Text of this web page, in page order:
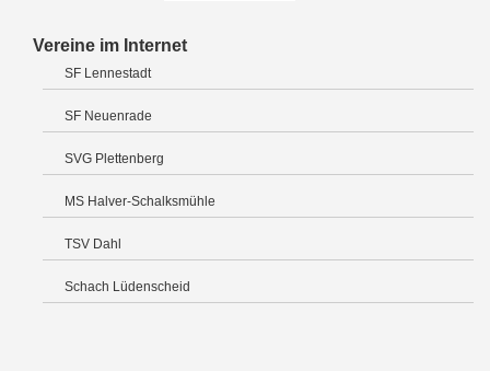
Vereine im Internet
SF Lennestadt
SF Neuenrade
SVG Plettenberg
MS Halver-Schalksmühle
TSV Dahl
Schach Lüdenscheid